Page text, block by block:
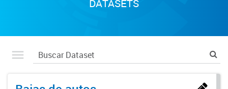
DATASETS